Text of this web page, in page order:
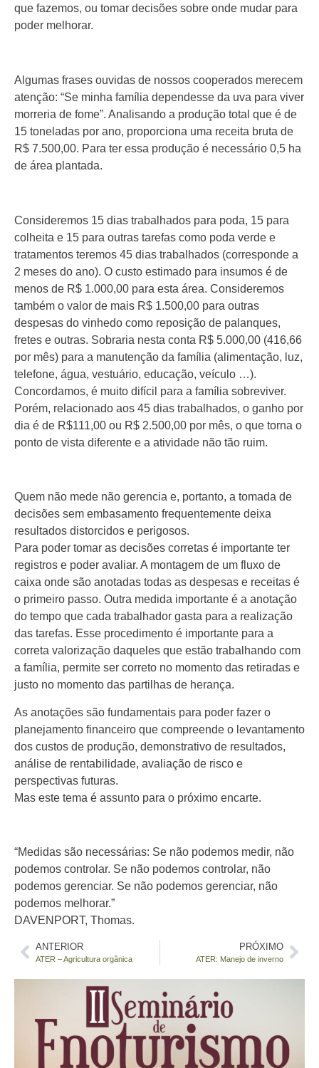
que fazemos, ou tomar decisões sobre onde mudar para
poder melhorar.
Algumas frases ouvidas de nossos cooperados merecem
atenção: “Se minha família dependesse da uva para viver
morreria de fome”. Analisando a produção total que é de
15 toneladas por ano, proporciona uma receita bruta de
R$ 7.500,00. Para ter essa produção é necessário 0,5 ha
de área plantada.
Consideremos 15 dias trabalhados para poda, 15 para
colheita e 15 para outras tarefas como poda verde e
tratamentos teremos 45 dias trabalhados (corresponde a
2 meses do ano). O custo estimado para insumos é de
menos de R$ 1.000,00 para esta área. Consideremos
também o valor de mais R$ 1.500,00 para outras
despesas do vinhedo como reposição de palanques,
fretes e outras. Sobraria nesta conta R$ 5.000,00 (416,66
por mês) para a manutenção da família (alimentação, luz,
telefone, água, vestuário, educação, veículo …).
Concordamos, é muito difícil para a família sobreviver.
Porém, relacionado aos 45 dias trabalhados, o ganho por
dia é de R$111,00 ou R$ 2.500,00 por mês, o que torna o
ponto de vista diferente e a atividade não tão ruim.
Quem não mede não gerencia e, portanto, a tomada de
decisões sem embasamento frequentemente deixa
resultados distorcidos e perigosos.
Para poder tomar as decisões corretas é importante ter
registros e poder avaliar. A montagem de um fluxo de
caixa onde são anotadas todas as despesas e receitas é
o primeiro passo. Outra medida importante é a anotação
do tempo que cada trabalhador gasta para a realização
das tarefas. Esse procedimento é importante para a
correta valorização daqueles que estão trabalhando com
a família, permite ser correto no momento das retiradas e
justo no momento das partilhas de herança.
As anotações são fundamentais para poder fazer o
planejamento financeiro que compreende o levantamento
dos custos de produção, demonstrativo de resultados,
análise de rentabilidade, avaliação de risco e
perspectivas futuras.
Mas este tema é assunto para o próximo encarte.
“Medidas são necessárias: Se não podemos medir, não
podemos controlar. Se não podemos controlar, não
podemos gerenciar. Se não podemos gerenciar, não
podemos melhorar.”
DAVENPORT, Thomas.
ANTERIOR
ATER – Agricultura orgânica
PRÓXIMO
ATER: Manejo de inverno